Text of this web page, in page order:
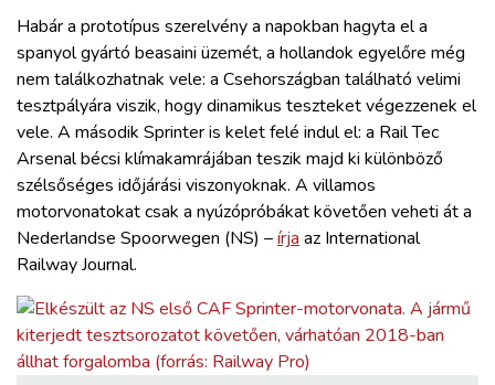
HAJÓZÁS
BLOG
ARCHÍVUM
WEBSHOP
BELÉPÉS
REGISZTRÁCIÓ
Habár a prototípus szerelvény a napokban hagyta el a
spanyol gyártó beasaini üzemét, a hollandok egyelőre még
nem találkozhatnak vele: a Csehországban található velimi
tesztpályára viszik, hogy dinamikus teszteket végezzenek el
vele. A második Sprinter is kelet felé indul el: a Rail Tec
Arsenal bécsi klímakamrájában teszik majd ki különböző
szélsőséges időjárási viszonyoknak. A villamos
motorvonatokat csak a nyúzópróbákat követően veheti át a
Nederlandse Spoorwegen (NS) –írja az International
Railway Journal.